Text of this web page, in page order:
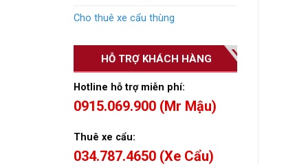
Cho thuê xe cẩu thùng
HỖ TRỢ KHÁCH HÀNG
Hotline hỗ trợ miễn phí:
0915.069.900 (Mr Mậu)
Thuê xe cẩu:
034.787.4650 (Xe Cẩu)